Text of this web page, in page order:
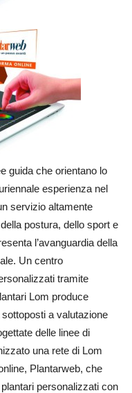
guida che orientano lo
esperienza nel
servizio altamente
postura, dello sport e
l’avanguardia della
Un centro
tramite
Lom produce
a valutazione
delle linee di
una rete di Lom
Plantarweb, che
personalizzati con